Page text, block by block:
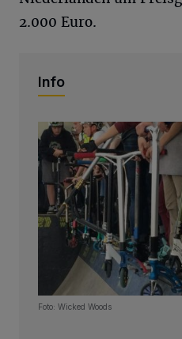
2.000 Euro.
Info
Foto: Wicked Woods